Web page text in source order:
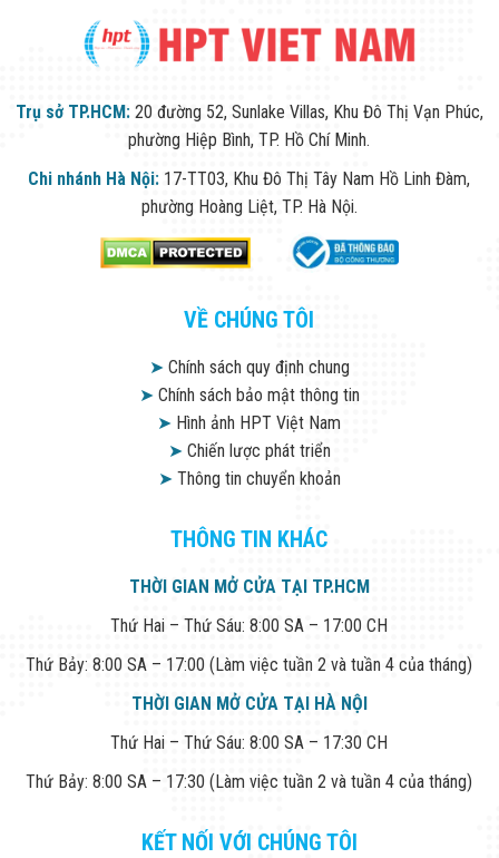
Trụ sở TP.HCM: 20 đường 52, Sunlake Villas, Khu Đô Thị Vạn Phúc,
phường Hiệp Bình, TP. Hồ Chí Minh.
Chi nhánh Hà Nội: 17-TT03, Khu Đô Thị Tây Nam Hồ Linh Đàm,
phường Hoàng Liệt, TP. Hà Nội.
VỀ CHÚNG TÔI
➤Chính sách quy định chung
➤Chính sách bảo mật thông tin
➤ Hình ảnh HPT Việt Nam
➤Chiến lược phát triển
➤Thông tin chuyển khoản
THÔNG TIN KHÁC
THỜI GIAN MỞ CỬA TẠI TP.HCM
Thứ Hai – Thứ Sáu: 8:00 SA – 17:00 CH
Thứ Bảy: 8:00 SA – 17:00 (Làm việc tuần 2 và tuần 4 của tháng)
THỜI GIAN MỞ CỬA TẠI HÀ NỘI
Thứ Hai – Thứ Sáu: 8:00 SA – 17:30 CH
Thứ Bảy: 8:00 SA – 17:30 (Làm việc tuần 2 và tuần 4 của tháng)
KẾT NỐI VỚI CHÚNG TÔI